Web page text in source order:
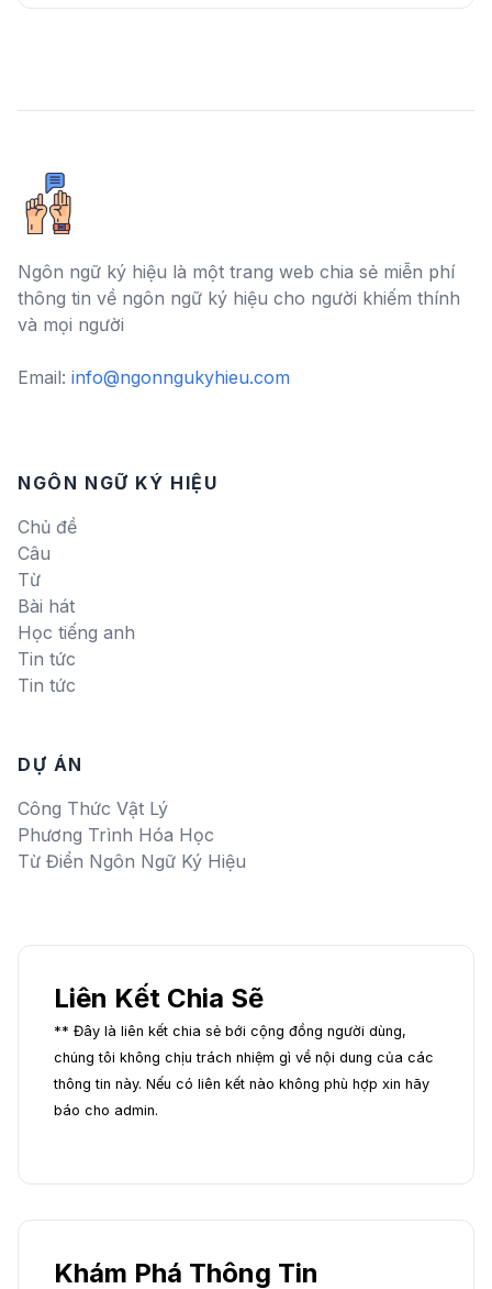
Ngôn ngữ ký hiệu là một trang web chia sẻ miễn phí
thông tin về ngôn ngữ ký hiệu cho người khiếm thính
và mọi người
Email: info@ngonngukyhieu.com
NGÔN NGỮ KÝ HIỆU
Chủ đề
Câu
Từ
Bài hát
Học tiếng anh
Tin tức
Tin tức
DỰ ÁN
Công Thức Vật Lý
Phương Trình Hóa Học
Từ Điển Ngôn Ngữ Ký Hiệu
Liên Kết Chia Sẽ
** Đây là liên kết chia sẻ bới cộng đồng người dùng,
chúng tôi không chịu trách nhiệm gì về nội dung của các
thông tin này. Nếu có liên kết nào không phù hợp xin hãy
báo cho admin.
Khám Phá Thông Tin